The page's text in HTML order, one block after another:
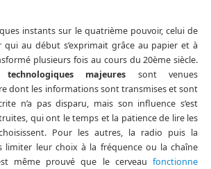
instants sur le quatrième pouvoir, celui de
qui au début s’exprimait grâce au papier et à
plusieurs fois au cours du 20ème siècle.
majeures sont venues
dont les informations sont transmises et sont
n’a pas disparu, mais son influence s’est
qui ont le temps et la patience de lire les
Pour les autres, la radio puis la
limiter leur choix à la fréquence ou la chaîne
même prouvé que le cerveaufonctionne